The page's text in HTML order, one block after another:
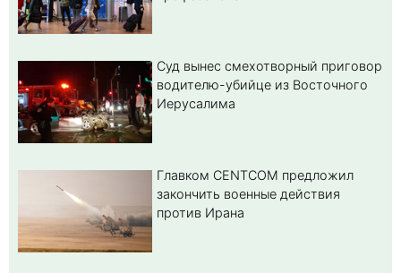
Суд вынес смехотворный приговор
водителю-убийце из Восточного
Иерусалима
Главком CENTCOM предложил
закончить военные действия
против Ирана